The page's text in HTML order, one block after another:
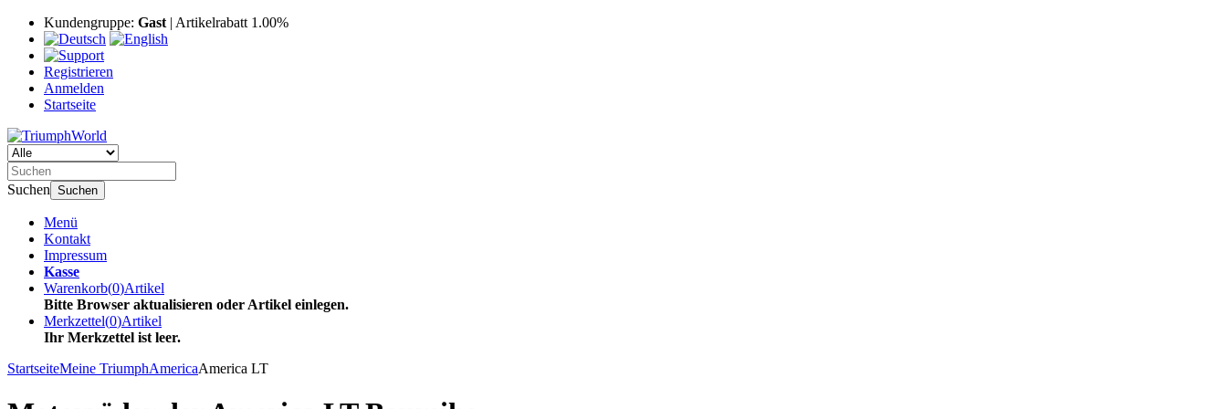
Kundengruppe: Gast | Artikelrabatt 1.00%
Registrieren
Anmelden
Startseite
Suchen Suchen
Menü
Kontakt
Impressum
Kasse
Warenkorb(0)Artikel
Bitte Browser aktualisieren oder Artikel einlegen.
Merkzettel(0)Artikel
Ihr Merkzettel ist leer.
StartseiteMeine TriumphAmericaAmerica LT